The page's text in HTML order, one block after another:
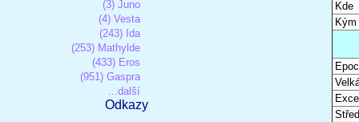
(3) Juno
(4) Vesta
(243) Ida
(253) Mathylde
(433) Eros
(951) Gaspra
...další
Odkazy
Kde
Kým